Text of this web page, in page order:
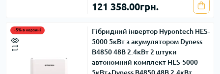
121 358.00грн.
-5% в корзині
Гібридний інвертор Hypontech HES-
5000 5кВт з акумулятором Dyness
B4850 48В 2.4кВт 2 штуки
автономний комплект HES-5000